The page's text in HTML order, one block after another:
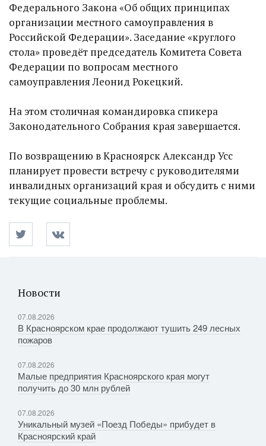
Федерального Закона «Об общих принципах
организации местного самоуправления в
Российской Федерации». Заседание «круглого
стола» проведёт председатель Комитета Совета
Федерации по вопросам местного
самоуправления Леонид Рокецкий.
На этом столичная командировка спикера
Законодательного Собрания края завершается.
По возвращению в Красноярск Александр Усс
планирует провести встречу с руководителями
инвалидных организаций края и обсудить с ними
текущие социальные проблемы.
Новости
07.08.2026
В Красноярском крае продолжают тушить 249 лесных
пожаров
07.08.2026
Малые предприятия Красноярского края могут
получить до 30 млн рублей
07.08.2026
Уникальный музей «Поезд Победы» прибудет в
Красноярский край